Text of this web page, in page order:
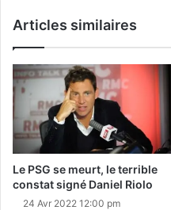
Articles similaires
Le PSG se meurt, le terrible
constat signé Daniel Riolo
24 Avr 2022 12:00 pm